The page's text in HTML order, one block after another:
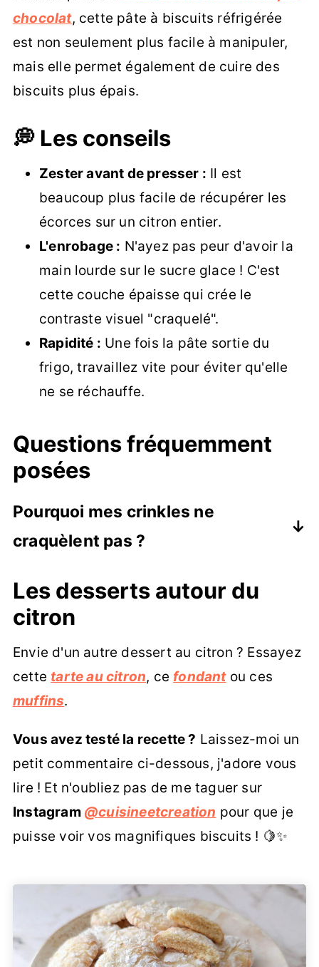
chocolat, cette pâte à biscuits réfrigérée
est non seulement plus facile à manipuler,
mais elle permet également de cuire des
biscuits plus épais.
💭 Les conseils
Zester avant de presser : Il est
beaucoup plus facile de récupérer les
écorces sur un citron entier.
L'enrobage : N'ayez pas peur d'avoir la
main lourde sur le sucre glace ! C'est
cette couche épaisse qui crée le
contraste visuel "craquelé".
Rapidité : Une fois la pâte sortie du
frigo, travaillez vite pour éviter qu'elle
ne se réchauffe.
Questions fréquemment
posées
Pourquoi mes crinkles ne
craquèlent pas ?
ou un manque de sucre glace. Si la pâte
s'étale trop vite ou si le sucre est
Les desserts autour du
citron
Envie d'un autre dessert au citron ? Essayez
cette tarte au citron, ce fondantou ces
muffins.
Vous avez testé la recette ? Laissez-moi un
petit commentaire ci-dessous, j'adore vous
lire ! Et n'oubliez pas de me taguer sur
Instagram @cuisineetcreation pour que je
puisse voir vos magnifiques biscuits ! 🍋✨